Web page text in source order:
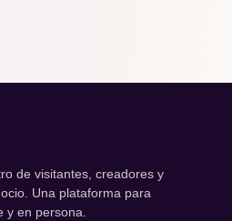
de visitantes, creadores y
Una plataforma para
y en persona.